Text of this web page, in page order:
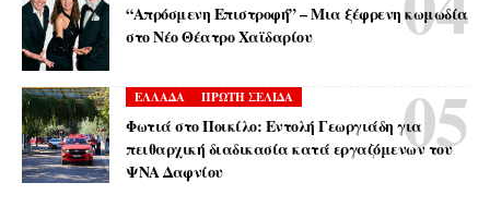
“Απρόσμενη Επιστροφή” – Μια ξέφρενη κωμωδία
στο Νέο Θέατρο Χαϊδαρίου
ΕΛΛΑΔΑ ΠΡΩΤΗ ΣΕΛΙΔΑ
Φωτιά στο Ποικίλο: Εντολή Γεωργιάδη για
πειθαρχική διαδικασία κατά εργαζόμενων του
ΨΝΑ Δαφνίου